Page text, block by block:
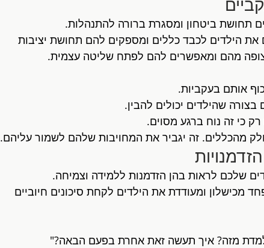
תחושת ביטחון ומסגרת ברורה להתנהלות.
את הילדים לכבד כללים ומספקים להם תחושת יציבות
מהם ומאפשרים להם לפתח שליטה עצמית.
אותם בעקביות.
שהילדים יכולים להבין.
כי זה נוח ברגע מסוים.
מהכללים. זה יגביר את המחויבות שלהם לשמור עליהם.
שלכם לראות בהן הזדמנות ללמידה וצמיחה.
מכישלון ומעודדת את הילדים לקחת סיכונים חיוביים
מזה? איך תעשה זאת אחרת בפעם הבאה?"